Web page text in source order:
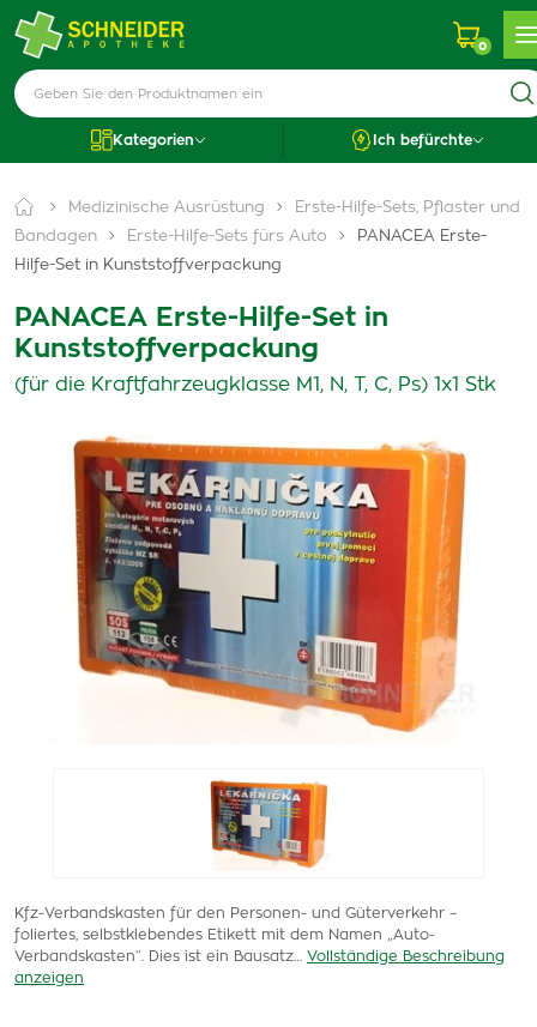
0
Kategorien Ich befürchte
Medizinische Ausrüstung
Erste-Hilfe-Sets, Pflaster und
Bandagen
Erste-Hilfe-Sets fürs Auto
PANACEA Erste-
Hilfe-Set in Kunststoffverpackung
PANACEA Erste-Hilfe-Set in
Kunststoffverpackung
(für die Kraftfahrzeugklasse M1, N, T, C, Ps) 1x1 Stk
Kfz-Verbandskasten für den Personen- und Güterverkehr –
foliertes, selbstklebendes Etikett mit dem Namen „Auto-
Verbandskasten“. Dies ist ein Bausatz…
Vollständige Beschreibung
anzeigen